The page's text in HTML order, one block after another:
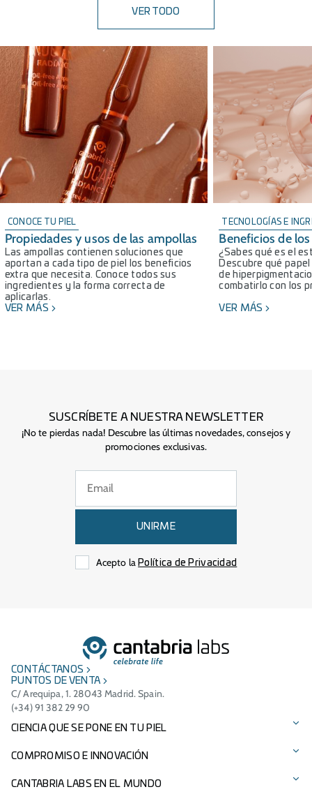
VER TODO
CONOCE TU PIEL
Propiedades y usos de las ampollas
Las ampollas contienen soluciones que
aportan a cada tipo de piel los beneficios
extra que necesita. Conoce todos sus
ingredientes y la forma correcta de
aplicarlas.
VER MÁS
TECNOLOGÍAS E
Beneficios de
¿Sabes qué es el
Descubre qué
de
combatirlo con los
VER MÁS
SUSCRÍBETE A NUESTRA NEWSLETTER
¡No te pierdas nada! Descubre las últimas novedades, consejos y
promociones exclusivas.
UNIRME
Acepto laPolítica de Privacidad
CONTÁCTANOS
PUNTOS DE VENTA
C/ Arequipa, 1. 28043 Madrid. Spain.
(+34) 91 382 29 90
CIENCIA QUE SE PONE EN TU PIEL
Protección solar
Cuidado facial
COMPROMISO E INNOVACIÓN
Tecnologías patentadas
CANTABRIA LABS EN EL MUNDO